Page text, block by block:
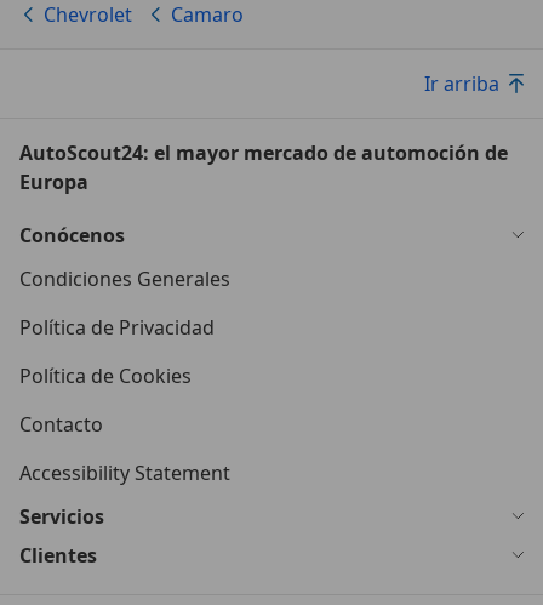
Chevrolet Camaro
Ir arriba
AutoScout24: el mayor mercado de automoción de
Europa
Conócenos
Condiciones Generales
Política de Privacidad
Política de Cookies
Contacto
Accessibility Statement
Servicios
Clientes